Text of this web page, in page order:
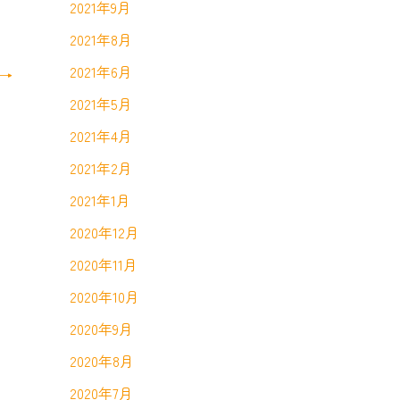
2021年9月
2021年8月
2021年6月
2021年5月
2021年4月
2021年2月
2021年1月
2020年12月
2020年11月
2020年10月
2020年9月
2020年8月
2020年7月